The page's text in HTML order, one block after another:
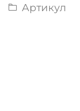
Артикул